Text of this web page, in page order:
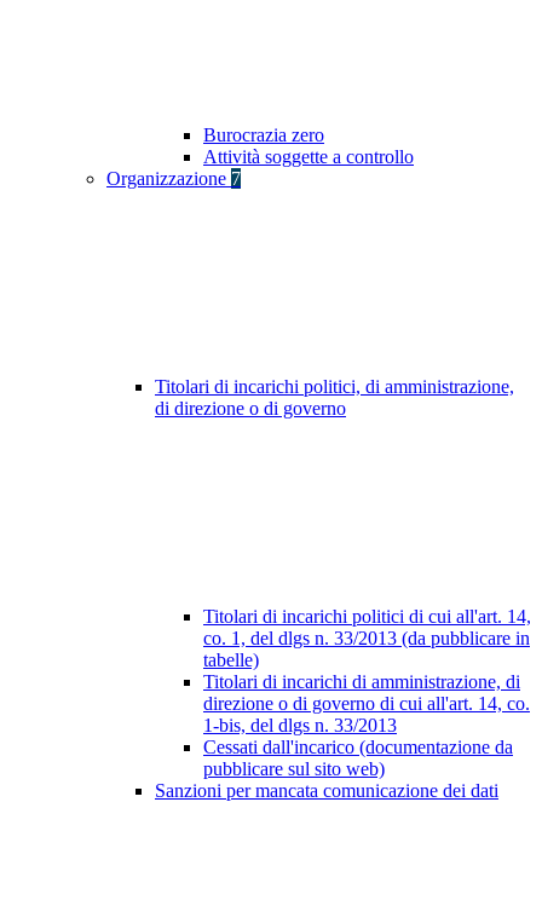
Burocrazia zero
Attività soggette a controllo
Organizzazione 7
Titolari di incarichi politici, di amministrazione,
di direzione o di governo
Titolari di incarichi politici di cui all'art. 14,
co. 1, del dlgs n. 33/2013 (da pubblicare in
tabelle)
Titolari di incarichi di amministrazione, di
direzione o di governo di cui all'art. 14, co.
1-bis, del dlgs n. 33/2013
Cessati dall'incarico (documentazione da
pubblicare sul sito web)
Sanzioni per mancata comunicazione dei dati